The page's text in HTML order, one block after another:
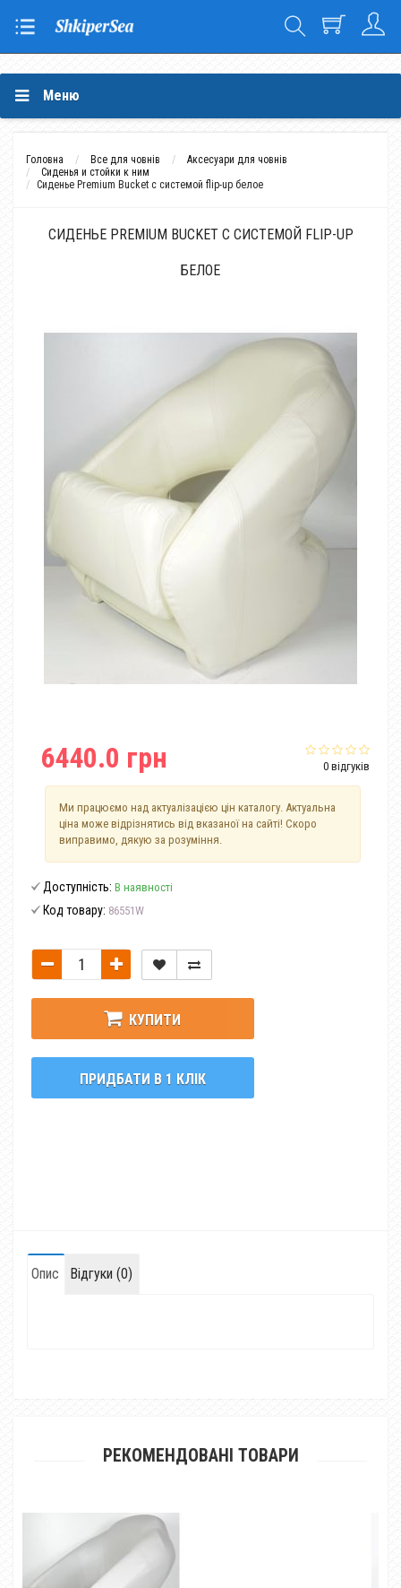
Меню
Головна Все для човнів
Аксесуари для човнів
Сиденья и стойки к ним
Сиденье Premium Bucket с системой flip-up белое
СИДЕНЬЕ PREMIUM BUCKET С СИСТЕМОЙ FLIP-UP
БЕЛОЕ
0 відгуків
6440.0 грн
Ми працюємо над актуалізацією цін каталогу. Актуальна
ціна може відрізнятись від вказаної на сайті! Скоро
виправимо, дякую за розуміння.
Доступність: В наявності
Код товару: 86551W
КУПИТИ
ПРИДБАТИ В 1 КЛІК
Опис Відгуки (0)
РЕКОМЕНДОВАНІ ТОВАРИ